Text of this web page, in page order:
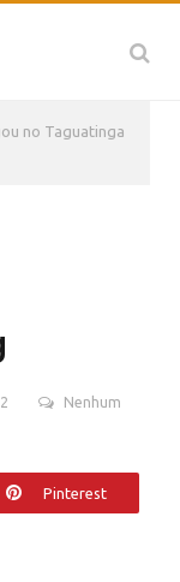
no Taguatinga
Nenhum
Pinterest